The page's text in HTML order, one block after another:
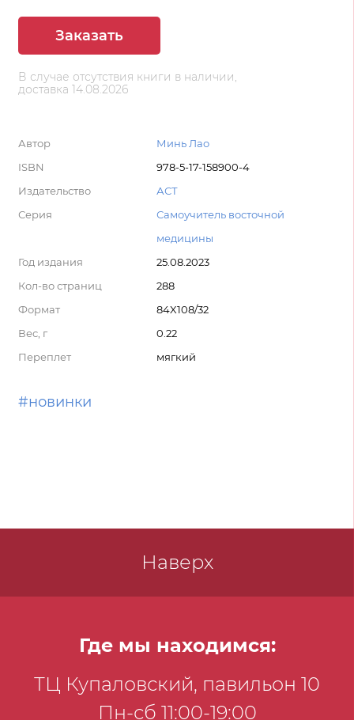
Заказать
В случае отсутствия книги в наличии,
доставка 14.08.2026
Автор
Минь Лао
ISBN
978-5-17-158900-4
Издательство
АСТ
Серия
Самоучитель восточной
медицины
Год издания
25.08.2023
Кол-во страниц
288
Формат
84X108/32
Вес, г
0.22
Переплет
мягкий
#новинки
Наверх
Где мы находимся:
ТЦ Купаловский, павильон 10
Пн-сб 11:00-19:00